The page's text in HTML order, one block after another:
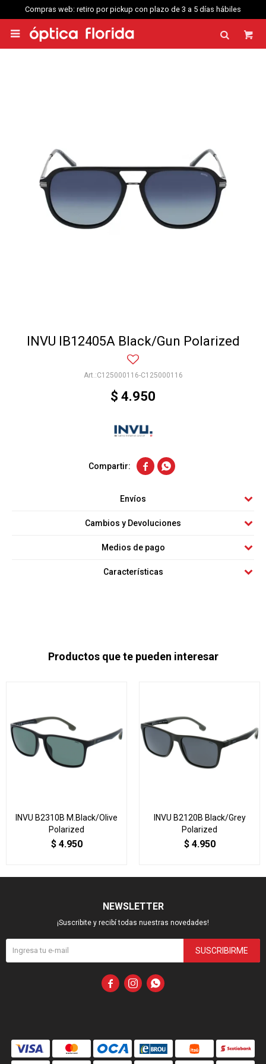
Compras web: retiro por pickup con plazo de 3 a 5 días hábiles

INVU IB12405A Black/Gun Polarized
C125000116-C125000116
$ 4.950
 
Envíos
Cambios y Devoluciones
Medios de pago
Características
Productos que te pueden interesar
INVU B2310B M.Black/Olive
Polarized
$ 4.950
INVU B2120B Black/Grey
Polarized
$ 4.950
NEWSLETTER
¡Suscribite y recibí todas nuestras novedades!
SUSCRIBIRME
  